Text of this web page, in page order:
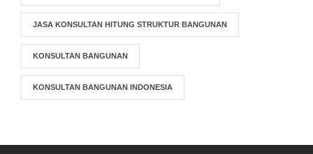
JASA KONSULTAN HITUNG STRUKTUR BANGUNAN
KONSULTAN BANGUNAN
KONSULTAN BANGUNAN INDONESIA